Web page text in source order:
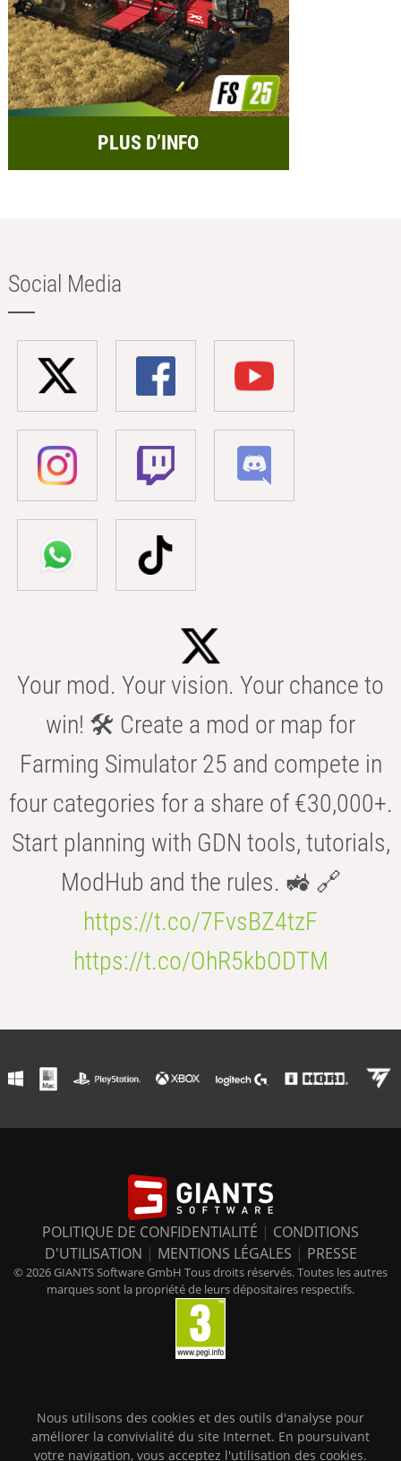
PLUS D’INFO
Social Media
Your mod. Your vision. Your chance to
win! 🛠️ Create a mod or map for
Farming Simulator 25 and compete in
four categories for a share of €30,000+.
Start planning with GDN tools, tutorials,
ModHub and the rules. 🚜 🔗
https://t.co/7FvsBZ4tzF
https://t.co/OhR5kbODTM
POLITIQUE DE CONFIDENTIALITÉ | CONDITIONS
D'UTILISATION | MENTIONS LÉGALES | PRESSE
© 2026 GIANTS Software GmbH Tous droits réservés. Toutes les autres
marques sont la propriété de leurs dépositaires respectifs.
Nous utilisons des cookies et des outils d'analyse pour
améliorer la convivialité du site Internet. En poursuivant
votre navigation, vous acceptez l'utilisation des cookies.